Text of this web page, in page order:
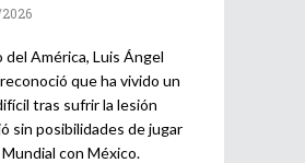
del América, Luis Ángel
que ha vivido un
tras sufrir la lesión
sin posibilidades de jugar
con México.